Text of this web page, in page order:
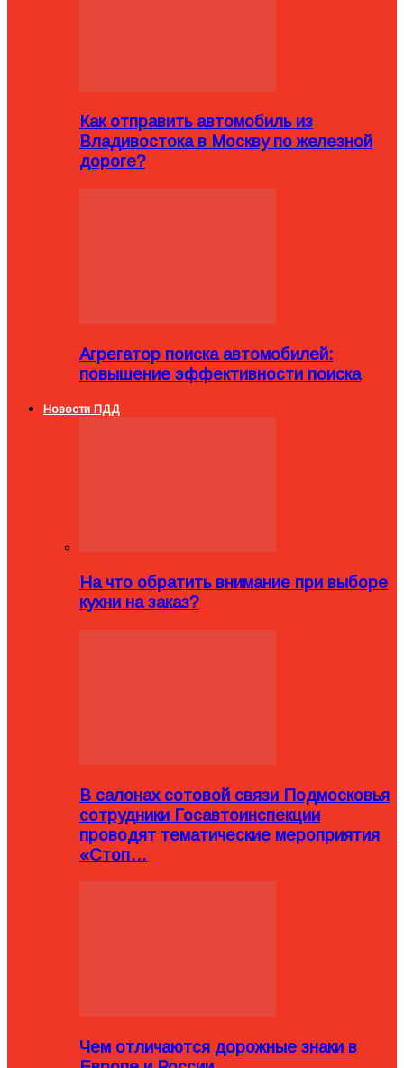
Как отправить автомобиль из
Владивостока в Москву по железной
дороге?
Агрегатор поиска автомобилей:
повышение эффективности поиска
Новости ПДД
На что обратить внимание при выборе
кухни на заказ?
В салонах сотовой связи Подмосковья
сотрудники Госавтоинспекции
проводят тематические мероприятия
«Стоп…
Чем отличаются дорожные знаки в